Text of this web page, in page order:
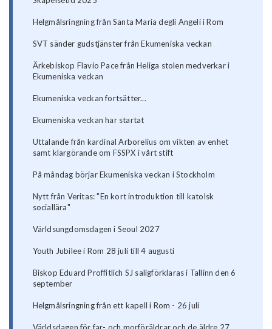
Helgmålsringning från Santa Maria degli Angeli i Rom
SVT sänder gudstjänster från Ekumeniska veckan
Ärkebiskop Flavio Pace från Heliga stolen medverkar i
Ekumeniska veckan
Ekumeniska veckan fortsätter...
Ekumeniska veckan har startat
Uttalande från kardinal Arborelius om vikten av enhet
samt klargörande om FSSPX i vårt stift
På måndag börjar Ekumeniska veckan i Stockholm
Nytt från Veritas: "En kort introduktion till katolsk
sociallära"
Världsungdomsdagen i Seoul 2027
Youth Jubilee i Rom 28 juli till 4 augusti
Biskop Eduard Proffitlich SJ saligförklaras i Tallinn den 6
september
Helgmålsringning från ett kapell i Rom - 26 juli